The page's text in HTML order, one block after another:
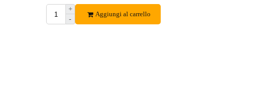
+
-
Aggiungi al carrello